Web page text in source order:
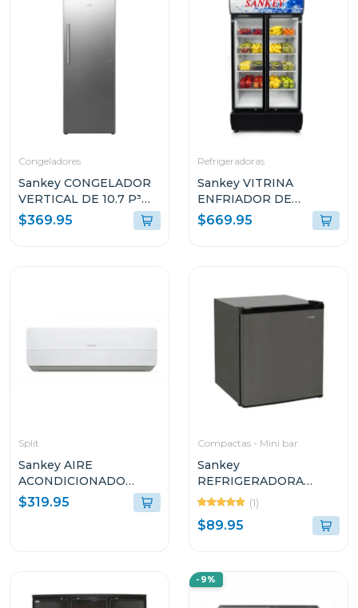
Congeladores
Sankey CONGELADOR
VERTICAL DE 10.7 P³
RFC1301
$369.95
Refrigeradoras
Sankey VITRINA
ENFRIADOR DE
20CUFT RFD20N
$669.95
Split
Sankey AIRE
ACONDICIONADO
SPLIT DE 18000BTU
R410G1
$319.95
Compactas - Mini bar
Sankey
REFRIGERADORA
COMPACTO DE 1
PUERTA 1.7P³ F280
(1)
$89.95
-9%